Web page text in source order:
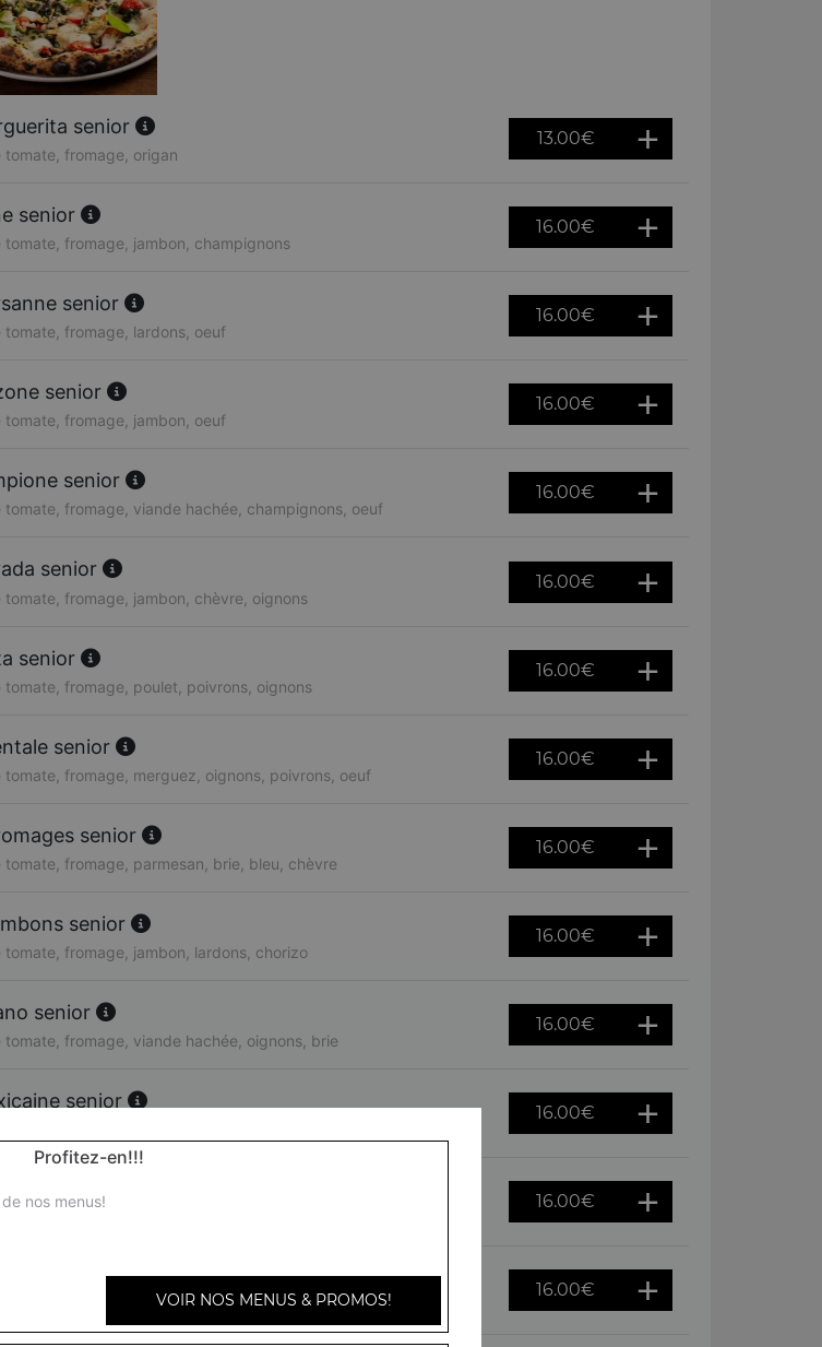
senior
tomate, fromage, origan
13.00€
senior
tomate, fromage, jambon, champignons
16.00€
senior
tomate, fromage, lardons, oeuf
16.00€
senior
tomate, fromage, jambon, oeuf
16.00€
senior
tomate, fromage, viande hachée, champignons, oeuf
16.00€
senior
tomate, fromage, jambon, chèvre, oignons
16.00€
senior
tomate, fromage, poulet, poivrons, oignons
16.00€
senior
tomate, fromage, merguez, oignons, poivrons, oeuf
16.00€
senior
tomate, fromage, parmesan, brie, bleu, chèvre
16.00€
senior
tomate, fromage, jambon, lardons, chorizo
16.00€
senior
tomate, fromage, viande hachée, oignons, brie
16.00€
senior
16.00€
16.00€
tomate, fromage, chorizo, viande hachée, oeuf
16.00€
Profitez-en!!!
nos menus!
VOIR NOS MENUS & PROMOS!